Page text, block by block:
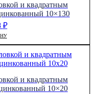
и квадратным
10×130
₽
и квадратным
10×20